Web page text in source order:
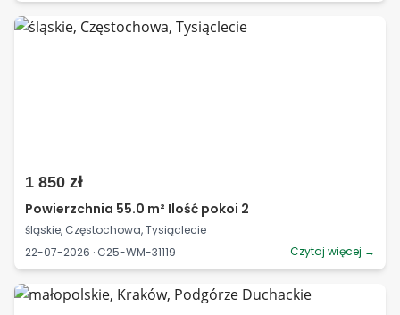
1 850 zł
Powierzchnia 55.0 m² Ilość pokoi 2
śląskie, Częstochowa, Tysiąclecie
22-07-2026 · C25-WM-31119
Czytaj więcej →